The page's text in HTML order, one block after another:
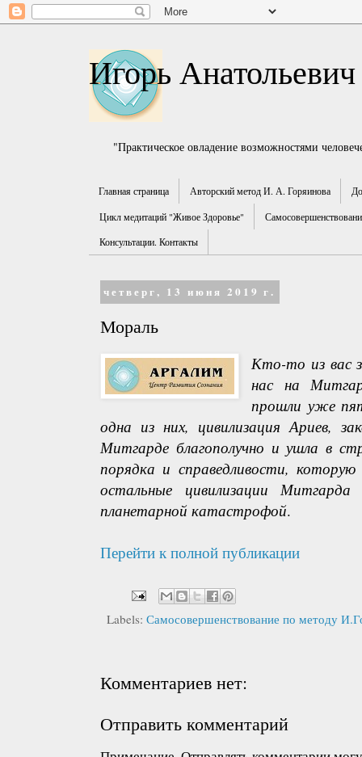
Игорь
"Практическое овладение возможностями
Главная страница Авторский метод И. А. Горяинова
Цикл медитаций "Живое Здоровье"
Консультации. Контакты
четверг, 13 июня 2019 г.
Мораль
Кто-то из вас
нас на
прошли уже
одна из них, цивилизация Ариев,
Митгарде благополучно и ушла в
порядка и справедливости,
остальные цивилизации Митгарда
планетарной катастрофой.
Перейти к полной публикации
Labels: Самосовершенствование по методу
Комментариев нет:
Отправить комментарий